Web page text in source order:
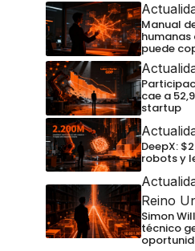
Manual
puede
cae a
startup
DeepX:
robots y
Reino
Simon
técnico